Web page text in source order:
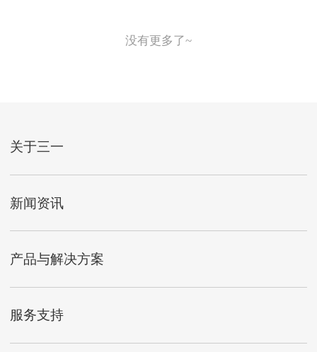
没有更多了~
关于三一
新闻资讯
产品与解决方案
服务支持